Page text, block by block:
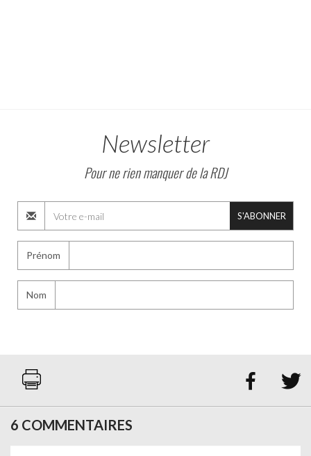
Newsletter
Pour ne rien manquer de la RDJ
S'ABONNER
Prénom
Nom
 
6 COMMENTAIRES